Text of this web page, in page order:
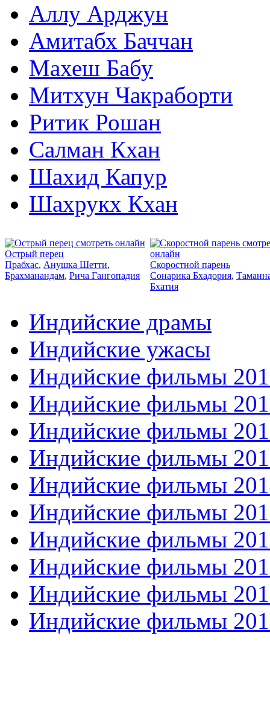
Аллу Арджун
Амитабх Баччан
Махеш Бабу
Митхун Чакраборти
Ритик Рошан
Салман Кхан
Шахид Капур
Шахрукх Кхан
Острый перец
Прабхас, Анушка Шетти,
Брахманандам, Рича Гангопадия
Скоростной парень
Сонарика Бхадория,
Бхатия
Индийские драмы
Индийские ужасы
Индийские фильмы
Индийские фильмы
Индийские фильмы
Индийские фильмы
Индийские фильмы
Индийские фильмы
Индийские фильмы
Индийские фильмы
Индийские фильмы
Индийские фильмы